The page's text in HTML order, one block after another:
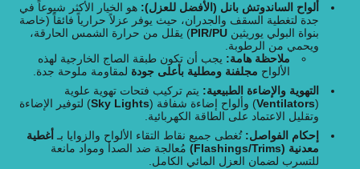
ألواح الساندوتش بانل (الأفضل للعزل):هو الخيار الأكثر شيوعاً في
جدة لتغطية السقف والجدران، حيث يوفر عزلاً حرارياً فائقاً (خاصة
بنواة البولي يوريثينPIR/PU) يقلل من حرارة الشمس الحارقة،
ويحمي من الرطوبة.
ملاحظة هامة:يجب أن تكون طبقة الصاج الخارجية لهذه
الألواحمجلفنة ومطلية بأعلى جودةلمقاومة ملوحة جدة.
التهوية والإضاءة الطبيعية:يتم تركيب فتحات تهوية علوية
Ventilators) وألواح إضاءة شفافة (Sky Lights) لتوفير الإضاءة
وتقليل الاعتماد على الطاقة الكهربائية.
إحكام الفواصل:تُغطى جميع نقاط التقاء الألواح والزوايا بـ أغطية
معدنية (Flashings/Trims)
مُعالجة ضد الصدأ ومواد مانعة
للتسرب لضمان العزل المائي الكامل.